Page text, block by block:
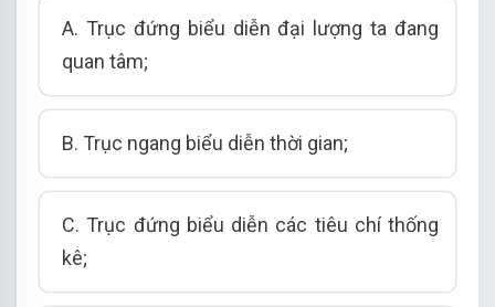
A. Trục đứng biểu diễnđại lượng ta đang
quan tâm;
B. Trục ngang biểu diễn thời gian;
C. Trục đứng biểu diễn các tiêu chí thống
kê;